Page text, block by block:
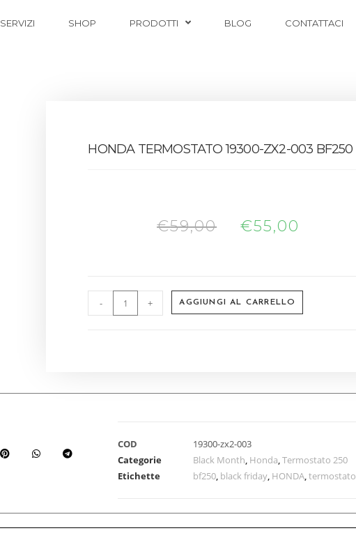
SERVIZI SHOP PRODOTTI BLOG CONTATTACI
HONDA TERMOSTATO 19300-ZX2-003 BF250
€59,00 €55,00
- + AGGIUNGI AL CARRELLO
COD
19300-zx2-003
Categorie
Black Month, Honda,Termostato 250
Etichette
bf250, black friday, HONDA,termostato